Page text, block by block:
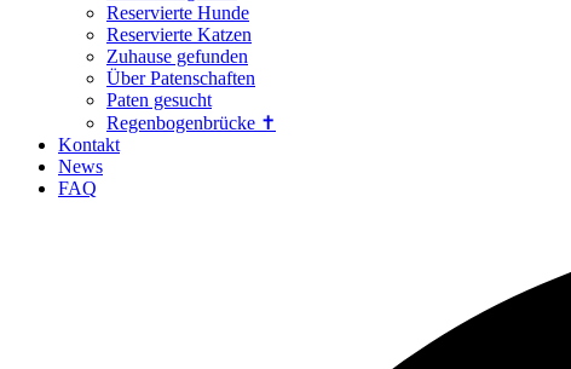
Reservierte Hunde
Reservierte Katzen
Zuhause gefunden
Über Patenschaften
Paten gesucht
Regenbogenbrücke ✝
Kontakt
News
FAQ